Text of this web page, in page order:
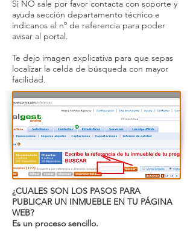
Si NO sale por favor contacta con soporte y
ayuda sección departamento técnico e
indicanos el nº de referencia para poder
avisar al portal.
Te dejo imagen explicativa para que sepas
localizar la celda de búsqueda con mayor
facilidad.
¿CUALES SON LOS PASOS PARA
PUBLICAR UN INMUEBLE EN TU PÁGINA
WEB?
Es un proceso sencillo.